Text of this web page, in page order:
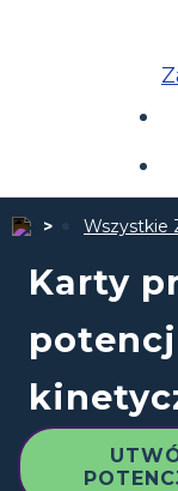
Wszystkie
Karty